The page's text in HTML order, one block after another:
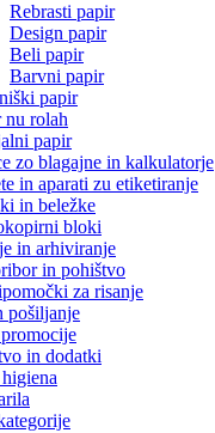
Rebrasti papir
Design papir
Beli papir
Barvni papir
papir
nu rolah
papir
zo blagajne in kalkulatorje
in aparati zu etiketiranje
in beležke
bloki
in arhiviranje
in pohištvo
za risanje
pošiljanje
in dodatki